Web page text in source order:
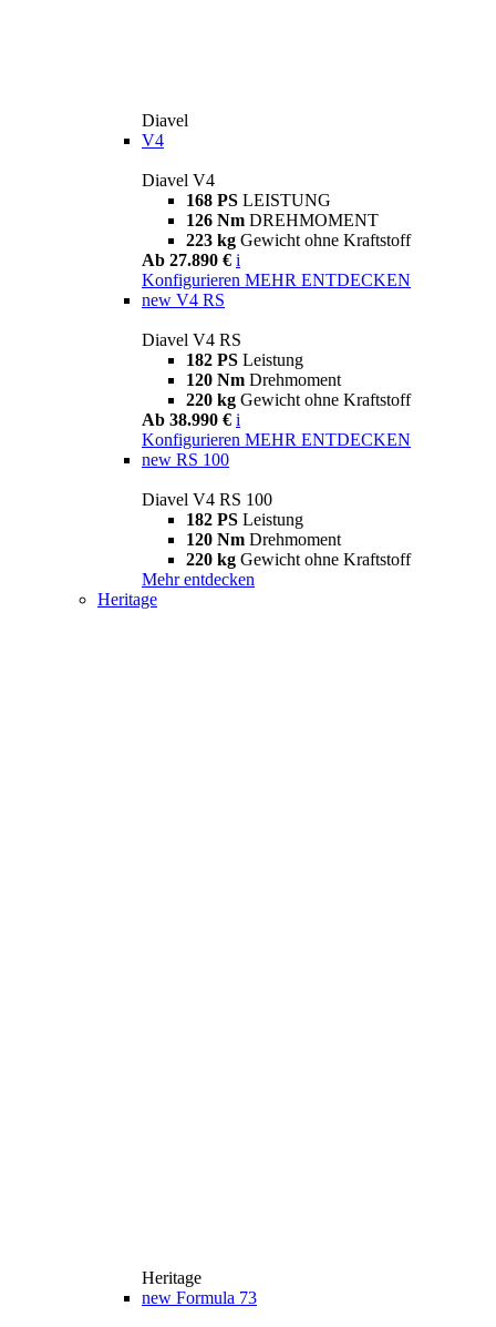
Diavel
V4
Diavel V4
168 PS LEISTUNG
126 Nm DREHMOMENT
223 kg Gewicht ohne Kraftstoff
Ab 27.890 € i
Konfigurieren MEHR ENTDECKEN
new V4 RS
Diavel V4 RS
182 PS Leistung
120 Nm Drehmoment
220 kg Gewicht ohne Kraftstoff
Ab 38.990 € i
Konfigurieren MEHR ENTDECKEN
new RS 100
Diavel V4 RS 100
182 PS Leistung
120 Nm Drehmoment
220 kg Gewicht ohne Kraftstoff
Mehr entdecken
Heritage
Heritage
new Formula 73